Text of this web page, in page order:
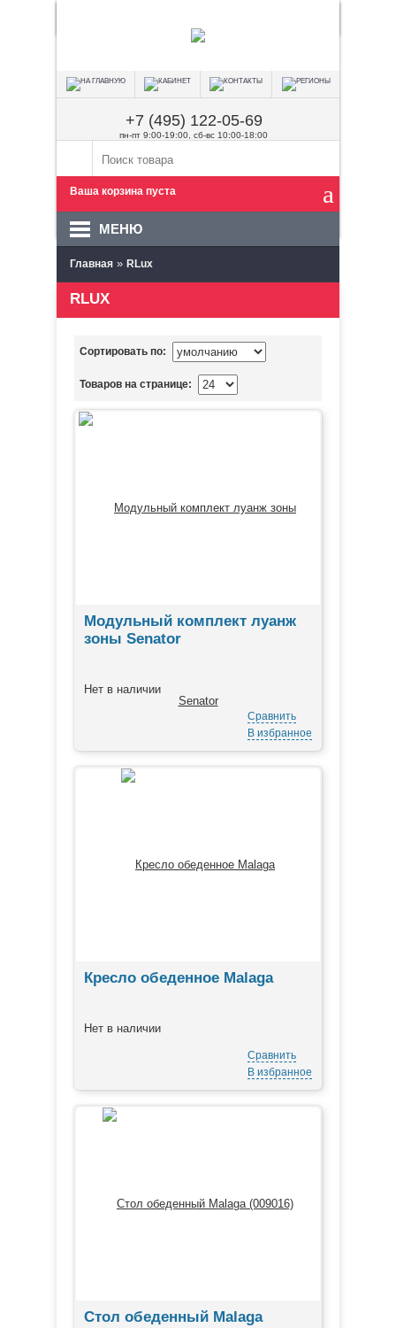
+7 (495) 122-05-69
пн-пт 9:00-19:00, сб-вс 10:00-18:00
Ваша корзина пуста
МЕНЮ
Главная » RLux
RLUX
Сортировать по:
Товаров на странице:
Модульный комплект луанж
зоны Senator
Нет в наличии
Сравнить
В избранное
Кресло обеденное Malaga
Нет в наличии
Сравнить
В избранное
Стол обеденный Malaga